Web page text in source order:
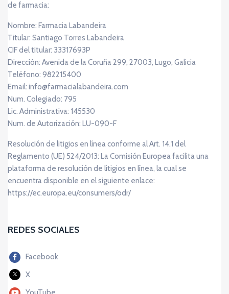
de farmacia:
Nombre: Farmacia Labandeira
Titular: Santiago Torres Labandeira
CIF del titular: 33317693P
Dirección: Avenida de la Coruña 299, 27003, Lugo, Galicia
Teléfono: 982215400
Email: info@farmacialabandeira.com
Num. Colegiado: 795
Lic. Administrativa: 145530
Num. de Autorización: LU-090-F
Resolución de litigios en línea conforme al Art. 14.1 del
Reglamento (UE) 524/2013: La Comisión Europea facilita una
plataforma de resolución de litigios en línea, la cual se
encuentra disponible en el siguiente enlace:
https://ec.europa.eu/consumers/odr/
REDES SOCIALES
Facebook
X